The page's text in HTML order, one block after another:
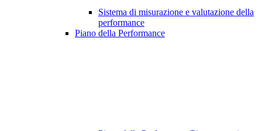
Sistema di misurazione e valutazione della
performance
Piano della Performance